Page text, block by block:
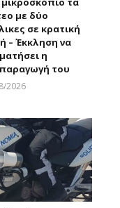
με δύο
σε κρατική
– Έκκληση να
η
του
2026